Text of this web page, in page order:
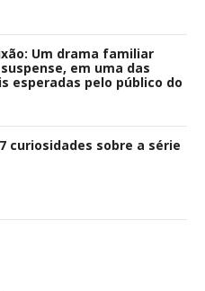
Um drama familiar
em uma das
esperadas pelo público do
curiosidades sobre a série